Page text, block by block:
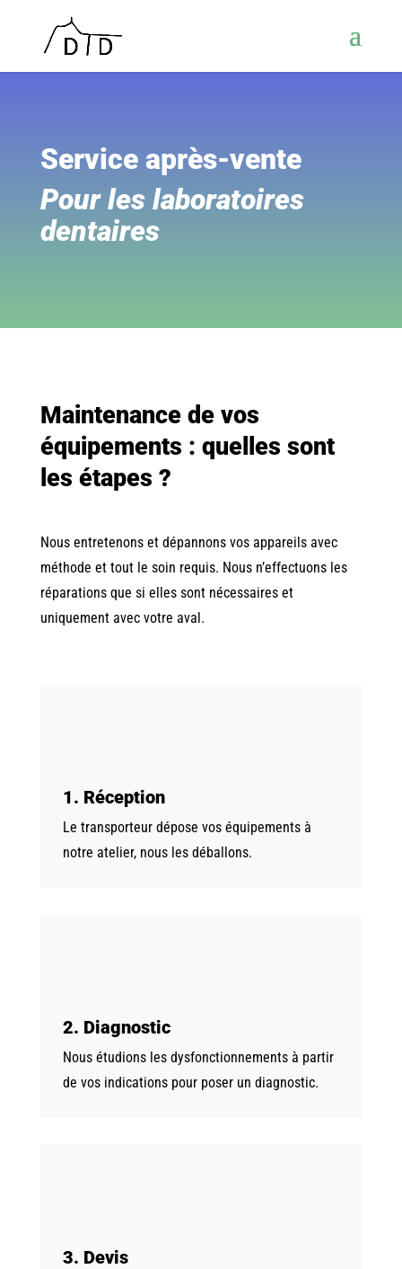
Service après-vente
Pour les laboratoires
dentaires
Maintenance de vos
équipements : quelles sont
les étapes ?
Nous entretenons et dépannons vos appareils avec
méthode et tout le soin requis. Nous n’effectuons les
réparations que si elles sont nécessaires et
uniquement avec votre aval.
1. Réception
Le transporteur dépose vos équipements à
notre atelier, nous les déballons.
2. Diagnostic
Nous étudions les dysfonctionnements à partir
de vos indications pour poser un diagnostic.
3. Devis